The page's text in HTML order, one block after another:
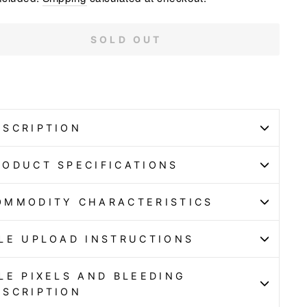
SOLD OUT
SPECIFICATIONS
CHARACTERISTICS
UPLOAD INSTRUCTIONS
PIXELS AND BLEEDING